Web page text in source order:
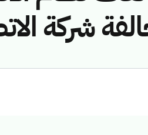
شركة